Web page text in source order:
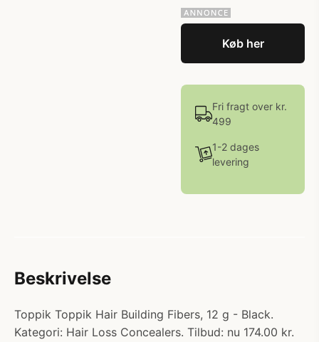
Køb her
Fri fragt over kr.
499
1-2 dages
levering
Beskrivelse
Toppik Toppik Hair Building Fibers, 12 g - Black.
Kategori: Hair Loss Concealers. Tilbud: nu 174.00 kr.